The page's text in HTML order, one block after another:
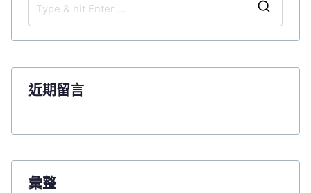
e
a
f
r
近期留言
彙整